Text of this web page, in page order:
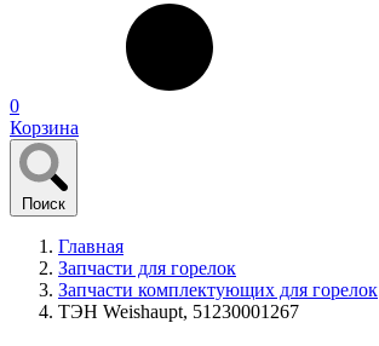
0
Корзина
Поиск
Главная
Запчасти для горелок
Запчасти комплектующих для горелок
ТЭН Weishaupt, 51230001267